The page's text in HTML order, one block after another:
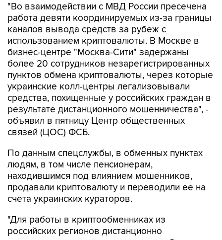
"Во взаимодействии с МВД России пресечена
работа девяти координируемых из-за границы
каналов вывода средств за рубеж с
использованием криптовалюты. В Москве в
бизнес-центре "Москва-Сити" задержаны
более 20 сотрудников незарегистрированных
пунктов обмена криптовалюты, через которые
украинские колл-центры легализовывали
средства, похищенные у российских граждан в
результате дистанционного мошенничества", -
объявил в пятницу Центр общественных
связей (ЦОС) ФСБ.
По данным спецслужбы, в обменных пунктах
людям, в том числе пенсионерам,
находившимся под влиянием мошенников,
продавали криптовалюту и переводили ее на
счета украинских кураторов.
"Для работы в криптообменниках из
российских регионов дистанционно